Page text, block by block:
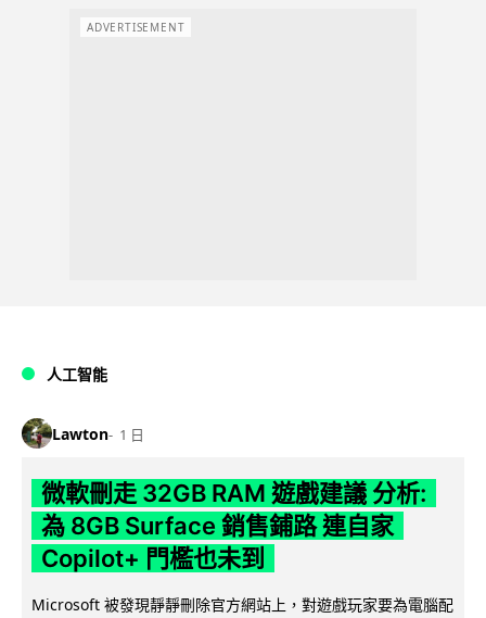
ADVERTISEMENT
人工智能
Lawton 1 日
微軟刪走 32GB RAM 遊戲建議 分析:
為 8GB Surface 銷售鋪路 連自家
Copilot+ 門檻也未到
Microsoft 被發現靜靜刪除官方網站上，對遊戲玩家要為電腦配